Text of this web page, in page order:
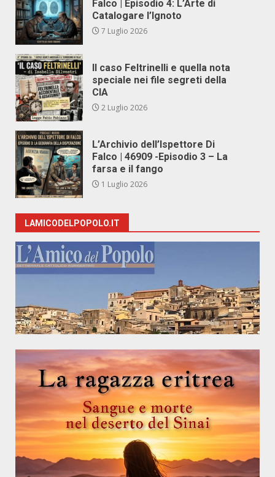
Falco | Episodio 4: L’Arte di
Catalogare l’Ignoto
7 Luglio 2026
Il caso Feltrinelli e quella nota
speciale nei file segreti della
CIA
2 Luglio 2026
L’Archivio dell’Ispettore Di
Falco | 46909 -Episodio 3 – La
farsa e il fango
1 Luglio 2026
LAMICODELPOPOLO.IT